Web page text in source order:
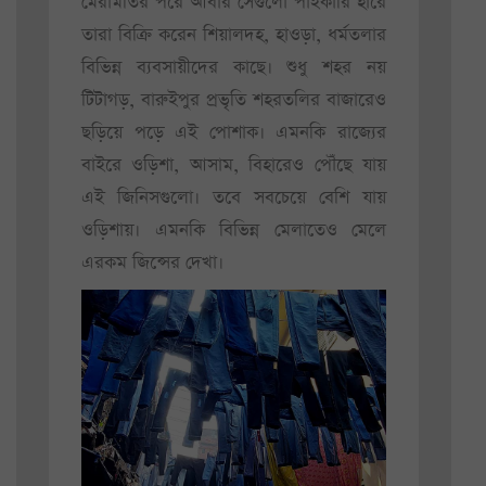
তারা বিক্রি করেন শিয়ালদহ, হাওড়া, ধর্মতলার
বিভিন্ন ব্যবসায়ীদের কাছে। শুধু শহর নয়
টিটাগড়, বারুইপুর প্রভৃতি শহরতলির বাজারেও
ছড়িয়ে পড়ে এই পোশাক। এমনকি রাজ্যের
বাইরে ওড়িশা, আসাম, বিহারেও পৌঁছে যায়
এই জিনিসগুলো। তবে সবচেয়ে বেশি যায়
ওড়িশায়। এমনকি বিভিন্ন মেলাতেও মেলে
এরকম জিন্সের দেখা।